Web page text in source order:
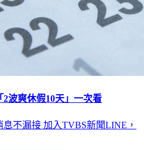
波爽休假10天」一次看
息不漏接 加入TVBS新聞LINE，